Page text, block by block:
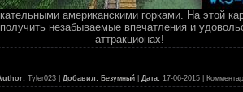
американскими горками. На этой
незабываемые впечатления и
аттракционах!
Tyler023 | Добавил: Безумный Дата: 17-06-2015 |